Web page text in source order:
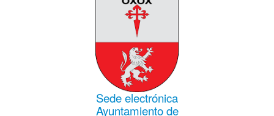
Sede electrónica
Ayuntamiento de